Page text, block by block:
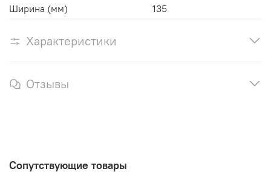
Ширина (мм)
135
Характеристики
Отзывы
Сопутствующие товары